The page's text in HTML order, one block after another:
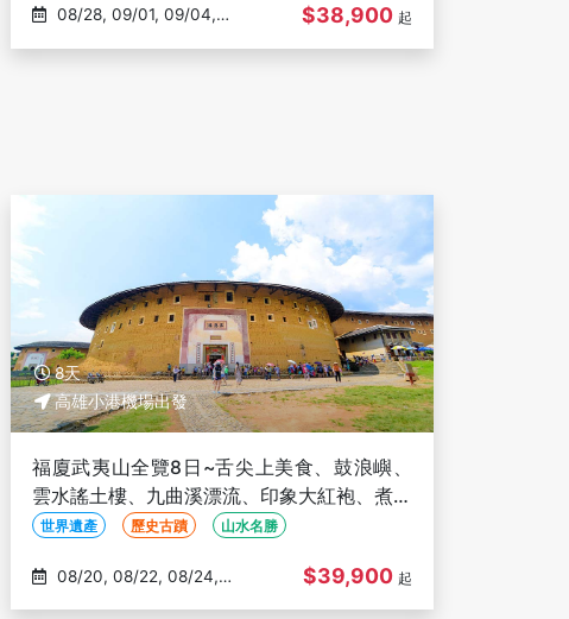
$38,900 起
8天
高雄小港機場出發
福廈武夷山全覽8日~舌尖上美食、鼓浪嶼、
雲水謠土樓、九曲溪漂流、印象大紅袍、煮茶
圍爐、武夷山二晚-高雄出發(文化參訪)
世界遺產 歷史古蹟 山水名勝
$39,900 起